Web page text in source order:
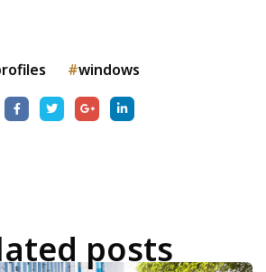
windows
posts